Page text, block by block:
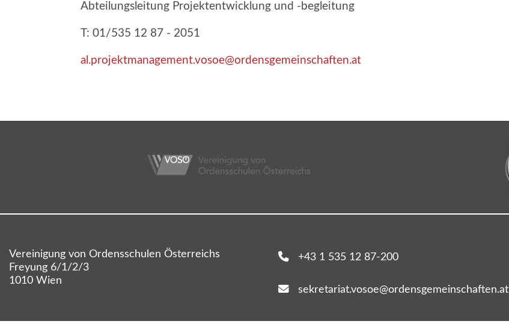
Abteilungsleitung Projektentwicklung und -begleitung
T: 01/535 12 87 - 2051
al.projektmanagement.vosoe@ordensgemeinschaften.at
Vereinigung von Ordensschulen Österreichs
Freyung 6/1/2/3
1010 Wien
+43 1 535 12 87-200
sekretariat.vosoe@ordensgemeinschaften.at